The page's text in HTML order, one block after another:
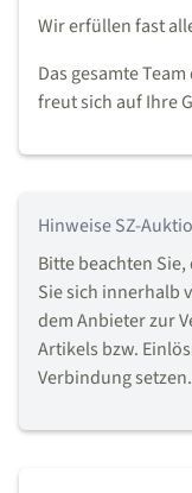
Wir erfüllen fast
Das gesamte
freut sich auf Ihre
Hinweise SZ-
Bitte beachten
Sie sich innerhalb
dem Anbieter zur
Artikels bzw.
Verbindung setzen.